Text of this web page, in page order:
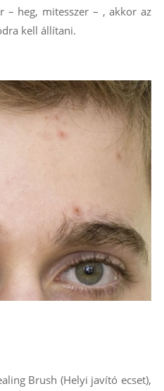
– heg, mitesszer – , akkor az
kell állítani.
Brush (Helyi javító ecset),